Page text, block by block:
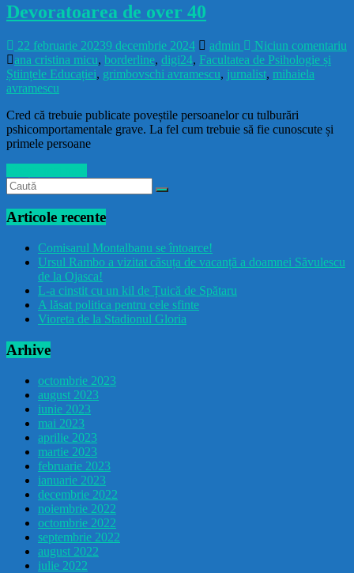
Devoratoarea de over 40
22 februarie 20239 decembrie 2024 admin
Niciun comentariu
ana cristina micu, borderline, digi24, Facultatea de Psihologie și
Științele Educației, grimbovschi avramescu, jurnalist, mihaiela
avramescu
Cred că trebuie publicate poveștile persoanelor cu tulburări
pshicomportamentale grave. La fel cum trebuie să fie cunoscute și
primele persoane
Articole recente
Comisarul Montalbanu se întoarce!
Ursul Rambo a vizitat căsuța de vacanță a doamnei Săvulescu
de la Ojasca!
L-a cinstit cu un kil de Țuică de Spătaru
A lăsat politica pentru cele sfinte
Vioreta de la Stadionul Gloria
Arhive
octombrie 2023
august 2023
iunie 2023
mai 2023
aprilie 2023
martie 2023
februarie 2023
ianuarie 2023
decembrie 2022
noiembrie 2022
octombrie 2022
septembrie 2022
august 2022
iulie 2022